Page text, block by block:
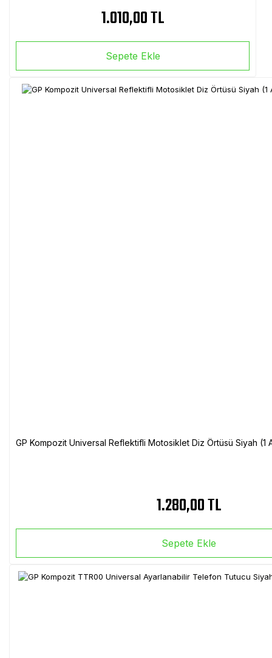
1.010,00 TL
Sepete Ekle
GP Kompozit Universal Reflektifli Motosiklet Diz Örtüsü Siyah
1.280,00 TL
Sepete Ekle